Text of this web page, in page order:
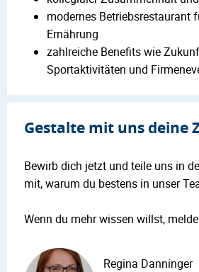
modernes Betriebsrestaurant
Ernährung
zahlreiche Benefits wie
Sportaktivitäten und
Gestalte mit uns deine
Bewirb dich jetzt und teile uns in
mit, warum du bestens in unser
Wenn du mehr wissen willst,
Regina Danninger